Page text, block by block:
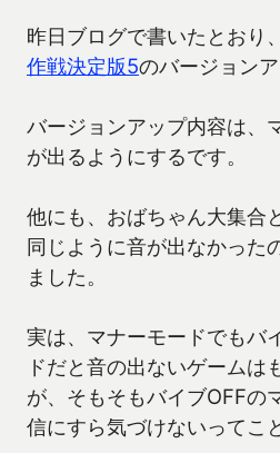
昨日ブログで書いたとおり
作戦決定版5のバージョン
バージョンアップ内容は、
が出るようにするです。
他にも、おばちゃん大集合
同じように音が出なかった
ました。
実は、マナーモードでもバ
ドだと音の出ないゲームは
が、そもそもバイブOFFの
信にすら気づけないってこ